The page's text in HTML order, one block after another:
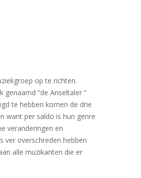
op te richten.
“de Anseltaler “
te hebben komen de drie
want per saldo is hun genre
veranderingen en
ver overschreden hebben
alle muzikanten die er